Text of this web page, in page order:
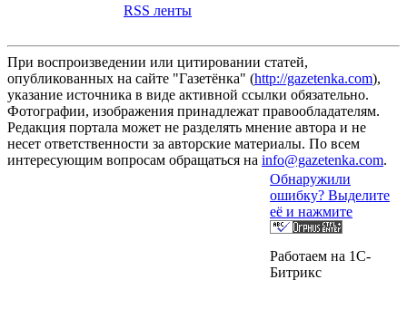
RSS ленты
При воспроизведении или цитировании статей,
опубликованных на сайте "Газетёнка" (http://gazetenka.com),
указание источника в виде активной ссылки обязательно.
Фотографии, изображения принадлежат правообладателям.
Редакция портала может не разделять мнение автора и не
несет ответственности за авторские материалы. По всем
интересующим вопросам обращаться на info@gazetenka.com.
Обнаружили
ошибку? Выделите
её и нажмите
Работаем на 1C-
Битрикс